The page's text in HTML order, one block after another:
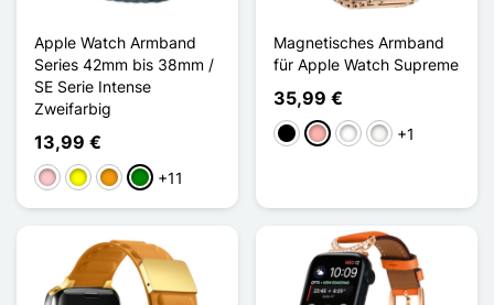
Apple Watch Armband
Series 42mm bis 38mm /
SE Serie Intense
Zweifarbig
13,99 €
PinkGelbOrange
Grün+11
Magnetisches Armband
für Apple Watch Supreme
35,99 €
SchwarzRoségoldNoir Argenté
Blanc Étoilé
+1